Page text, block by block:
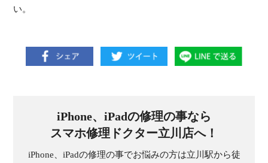
い。
iPhone、iPadの修理の事なら
スマホ修理ドクター立川店へ！
iPhone、iPadの修理の事でお悩みの方は立川駅から徒